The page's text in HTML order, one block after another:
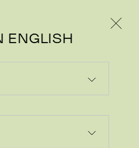
ENGLISH